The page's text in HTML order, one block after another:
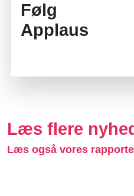
Følg
Applaus
Læs flere
Læs også vores